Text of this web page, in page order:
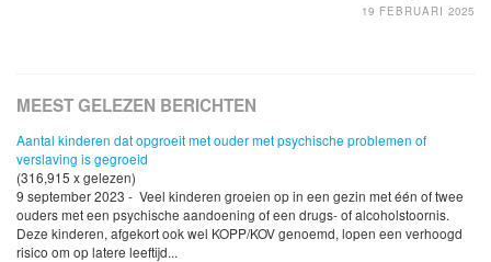
19 FEBRUARI 2025
MEEST GELEZEN BERICHTEN
Aantal kinderen dat opgroeit met ouder met psychische problemen of
verslaving is gegroeid
(316,915 x gelezen)
9 september 2023 - Veel kinderen groeien op in een gezin met één of twee
ouders met een psychische aandoening of een drugs- of alcoholstoornis.
Deze kinderen, afgekort ook wel KOPP/KOV genoemd, lopen een verhoogd
risico om op latere leeftijd...